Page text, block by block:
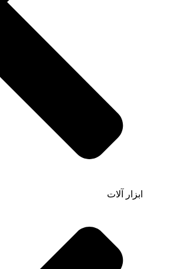
ابزار آلات